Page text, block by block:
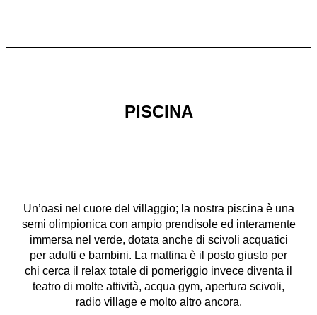
PISCINA
Un’oasi nel cuore del villaggio; la nostra piscina è una
semi olimpionica con ampio prendisole ed interamente
immersa nel verde, dotata anche di scivoli acquatici
per adulti e bambini. La mattina è il posto giusto per
chi cerca il relax totale di pomeriggio invece diventa il
teatro di molte attività, acqua gym, apertura scivoli,
radio village e molto altro ancora.